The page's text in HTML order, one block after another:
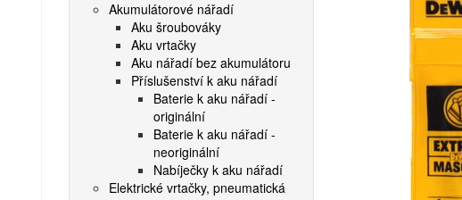
Akumulátorové nářadí
Aku šroubováky
Aku vrtačky
Aku nářadí bez akumulátoru
Příslušenství k aku nářadí
Baterie k aku nářadí -
originální
Baterie k aku nářadí -
neoriginální
Nabíječky k aku nářadí
Elektrické vrtačky, pneumatická